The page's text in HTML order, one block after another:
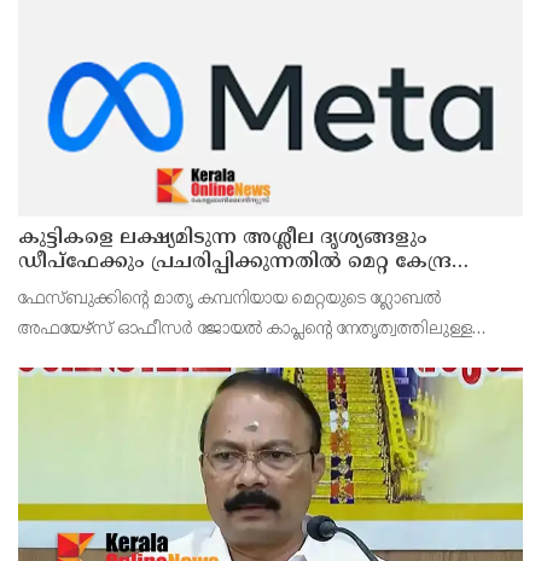
കുട്ടികളെ ലക്ഷ്യമിടുന്ന അശ്ലീല ദൃശ്യങ്ങളും
ഡീപ്ഫേക്കും പ്രചരിപ്പിക്കുന്നതില്‍ മെറ്റ കേന്ദ്രത്തോട്
മാപ്പ് പറഞ്ഞു
ഫേസ്ബുക്കിന്റെ മാതൃ കമ്പനിയായ മെറ്റയുടെ ഗ്ലോബല്‍
അഫയേഴ്‌സ് ഓഫീസര്‍ ജോയല്‍ കാപ്ലന്റെ നേതൃത്വത്തിലുള്ള
കൂടിക്കാഴ്ചയില്‍ ശക്തമായ മുന്നറിയിപ്പാണ് നല്‍കിയ